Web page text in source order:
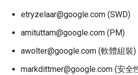
etryzelaar@google.com (SWD)
amituttam@google.com (PM)
awolter@google.com (軟體組裝)
markdittmer@google.com (安全